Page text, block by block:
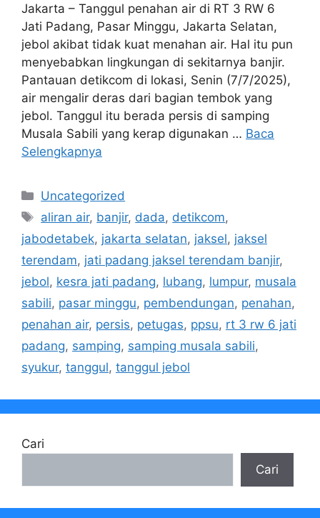
Jakarta – Tanggul penahan air di RT 3 RW 6
Jati Padang, Pasar Minggu, Jakarta Selatan,
jebol akibat tidak kuat menahan air. Hal itu pun
menyebabkan lingkungan di sekitarnya banjir.
Pantauan detikcom di lokasi, Senin (7/7/2025),
air mengalir deras dari bagian tembok yang
jebol. Tanggul itu berada persis di samping
Musala Sabili yang kerap digunakan … Baca
Selengkapnya
Kategori
Uncategorized
Tag
aliran air, banjir, dada, detikcom,
jabodetabek, jakarta selatan, jaksel, jaksel
terendam, jati padang jaksel terendam banjir,
jebol, kesra jati padang, lubang, lumpur, musala
sabili, pasar minggu, pembendungan, penahan,
penahan air, persis, petugas, ppsu, rt 3 rw 6 jati
padang, samping, samping musala sabili,
syukur, tanggul, tanggul jebol
Cari
Cari